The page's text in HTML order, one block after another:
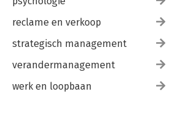
reclame en verkoop
strategisch management
verandermanagement
werk en loopbaan